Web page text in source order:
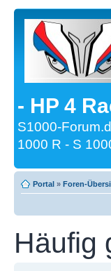
- HP 4
S1000-
1000 R - S
Portal » Foren-
Häufig